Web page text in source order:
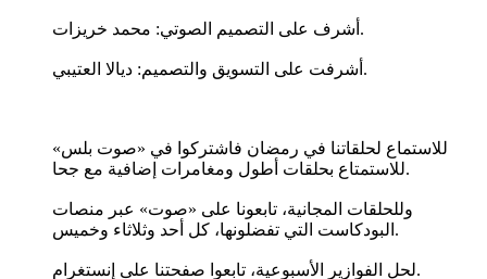
أشرف على التصميم الصوتي: محمد خريزات.
أشرفت على التسويق والتصميم: ديالا العتيبي.
للاستماع لحلقاتنا في رمضان فاشتركوا في «صوت بلس»
للاستمتاع بحلقات أطول ومغامرات إضافية مع جحا.
وللحلقات المجانية، تابعونا على «صوت» عبر منصات
البودكاست التي تفضلونها، كل أحد وثلاثاء وخميس.
لحل الفوازير الأسبوعية، تابعوا صفحتنا على إنستغرام.